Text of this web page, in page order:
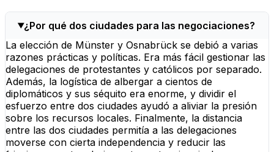
¿Por qué dos ciudades para las negociaciones?
La elección de Münster y Osnabrück se debió a varias
razones prácticas y políticas. Era más fácil gestionar las
delegaciones de protestantes y católicos por separado.
Además, la logística de albergar a cientos de
diplomáticos y sus séquito era enorme, y dividir el
esfuerzo entre dos ciudades ayudó a aliviar la presión
sobre los recursos locales. Finalmente, la distancia
entre las dos ciudades permitía a las delegaciones
moverse con cierta independencia y reducir las